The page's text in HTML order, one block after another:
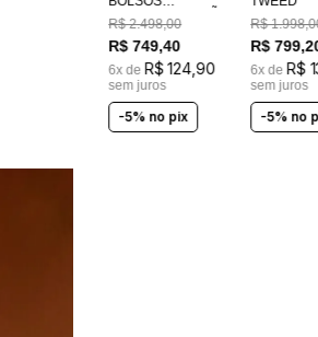
BORDADOS A MÃO
R$ 2.498,00
R$ 749,40
6x de R$ 124,90
sem juros
-5% no pix
R$ 1.998,
R$ 799,
6x de R$
sem juros
-5% no